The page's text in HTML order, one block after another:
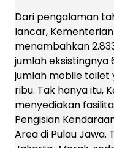
Dari pengalaman
lancar, Kementerian
menambahkan
jumlah eksistingnya
jumlah mobile toilet
ribu. Tak hanya itu,
menyediakan
Pengisian
Area di Pulau Jawa.